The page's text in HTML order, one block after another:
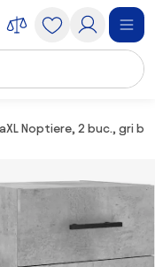
Noptiere, 2 buc., gri